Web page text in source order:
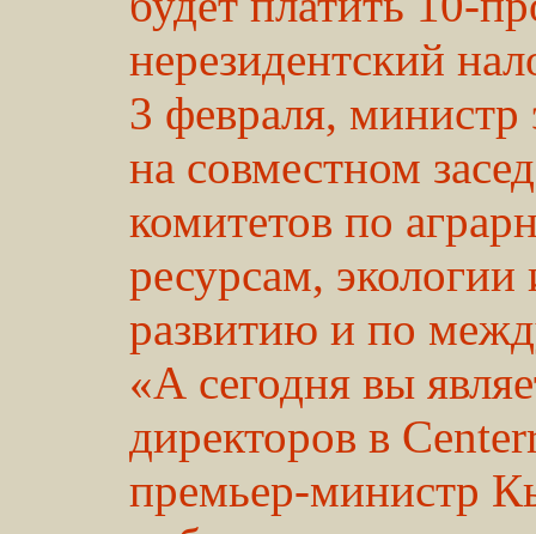
нерезидентский
3 февраля,
на совместном
комитетов по
ресурсам,
развитию и по
«А сегодня вы
директоров в
премьер-министр